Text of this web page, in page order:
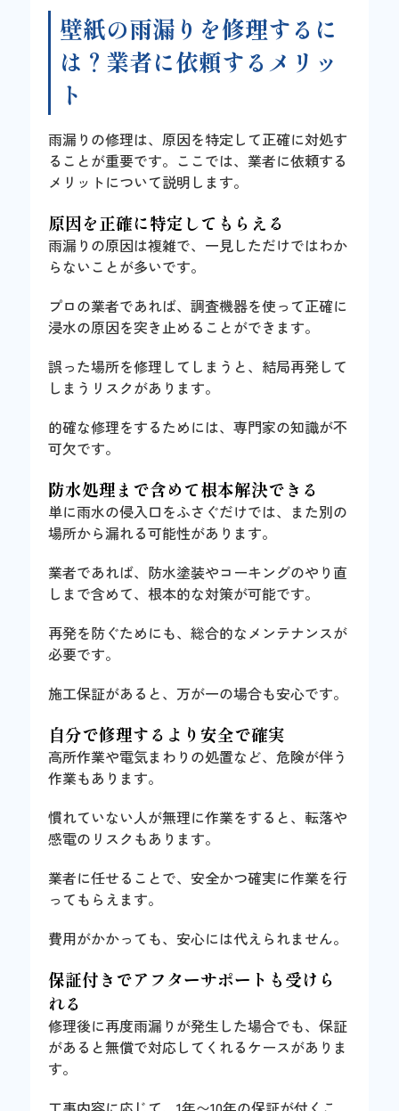
壁紙の雨漏りを修理するに
は？業者に依頼するメリッ
ト
雨漏りの修理は、原因を特定して正確に対処す
ることが重要です。ここでは、業者に依頼する
メリットについて説明します。
原因を正確に特定してもらえる
雨漏りの原因は複雑で、一見しただけではわか
らないことが多いです。
プロの業者であれば、調査機器を使って正確に
浸水の原因を突き止めることができます。
誤った場所を修理してしまうと、結局再発して
しまうリスクがあります。
的確な修理をするためには、専門家の知識が不
可欠です。
防水処理まで含めて根本解決できる
単に雨水の侵入口をふさぐだけでは、また別の
場所から漏れる可能性があります。
業者であれば、防水塗装やコーキングのやり直
しまで含めて、根本的な対策が可能です。
再発を防ぐためにも、総合的なメンテナンスが
必要です。
施工保証があると、万が一の場合も安心です。
自分で修理するより安全で確実
高所作業や電気まわりの処置など、危険が伴う
作業もあります。
慣れていない人が無理に作業をすると、転落や
感電のリスクもあります。
業者に任せることで、安全かつ確実に作業を行
ってもらえます。
費用がかかっても、安心には代えられません。
保証付きでアフターサポートも受けら
れる
修理後に再度雨漏りが発生した場合でも、保証
があると無償で対応してくれるケースがありま
す。